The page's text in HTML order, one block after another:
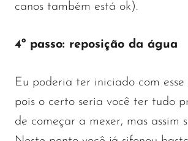
canos também está ok).
4º passo: reposição da água
Eu poderia ter iniciado com esse
pois o certo seria você ter tudo
de começar a mexer, mas assim